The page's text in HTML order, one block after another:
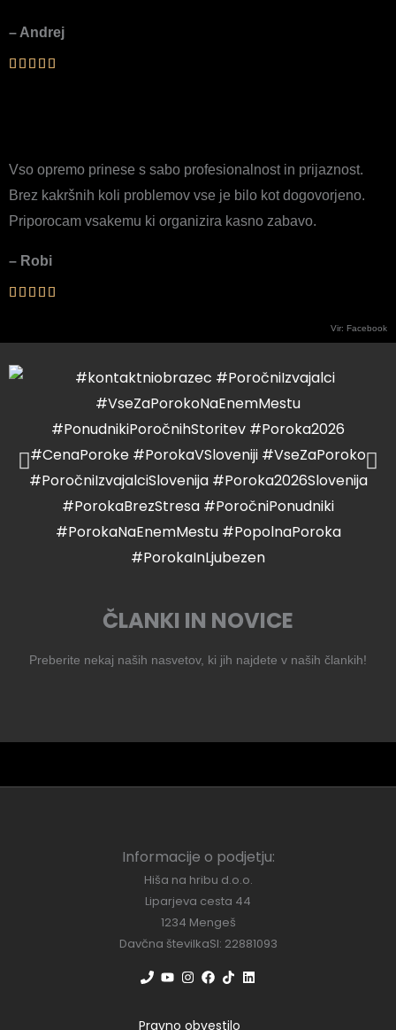
– Andrej
Vso opremo prinese s sabo profesionalnost in prijaznost.
Brez kakršnih koli problemov vse je bilo kot dogovorjeno.
Priporocam vsakemu ki organizira kasno zabavo.
– Robi
Vir: Facebook
ČLANKI IN NOVICE
Preberite nekaj naših nasvetov, ki jih najdete v naših člankih!
Informacije o podjetju:
Hiša na hribu d.o.o.
Liparjeva cesta 44
1234 Mengeš
Davčna številkaSI: 22881093
Pravno obvestilo